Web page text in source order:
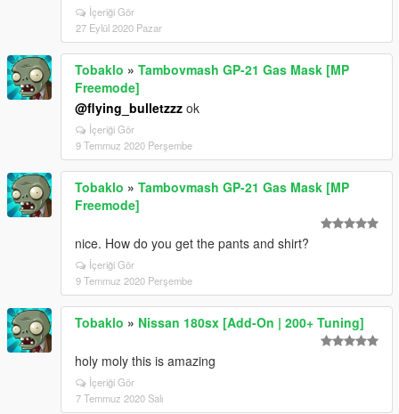
İçeriği Gör
27 Eylül 2020 Pazar
Tobaklo » Tambovmash GP-21 Gas Mask [MP
Freemode]
@flying_bulletzzz ok
İçeriği Gör
9 Temmuz 2020 Perşembe
Tobaklo » Tambovmash GP-21 Gas Mask [MP
Freemode]
nice. How do you get the pants and shirt?
İçeriği Gör
9 Temmuz 2020 Perşembe
Tobaklo » Nissan 180sx [Add-On | 200+ Tuning]
holy moly this is amazing
İçeriği Gör
7 Temmuz 2020 Salı